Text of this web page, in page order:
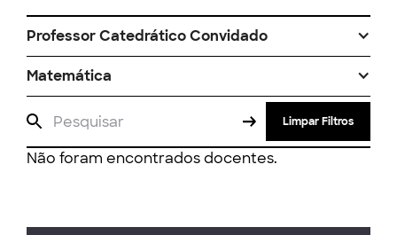
Professor Catedrático Convidado
Matemática
Limpar Filtros
Não foram encontrados docentes.